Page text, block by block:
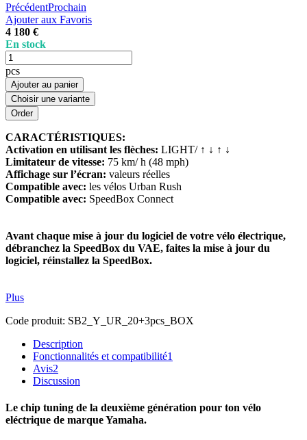
PrécédentProchain
Ajouter aux Favoris
4 180 €
En stock
pcs
Ajouter au panier
Choisir une variante
CARACTÉRISTIQUES:
Activation en utilisant les flèches: LIGHT/ ↑ ↓ ↑ ↓
Limitateur de vitesse: 75 km/ h (48 mph)
Affichage sur l’écran: valeurs réelles
Compatible avec: les vélos Urban Rush
Compatible avec: SpeedBox Connect
Avant chaque mise à jour du logiciel de votre vélo électrique,
débranchez la SpeedBox du VAE, faites la mise à jour du
logiciel, réinstallez la SpeedBox.
Plus
Code produit: SB2_Y_UR_20+3pcs_BOX
Description
Fonctionnalités et compatibilité1
Avis2
Discussion
Le chip tuning de la deuxième génération pour ton vélo
eléctrique de marque Yamaha.